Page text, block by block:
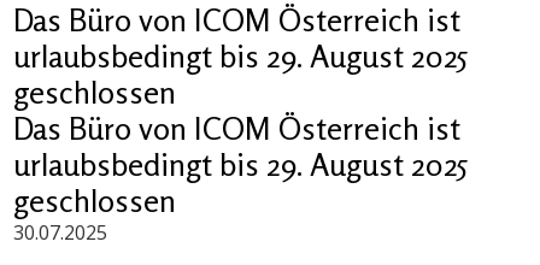
Das Büro von ICOM Österreich ist
urlaubsbedingt bis 29. August 2025
geschlossen
Das Büro von ICOM Österreich ist
urlaubsbedingt bis 29. August 2025
geschlossen
30.07.2025